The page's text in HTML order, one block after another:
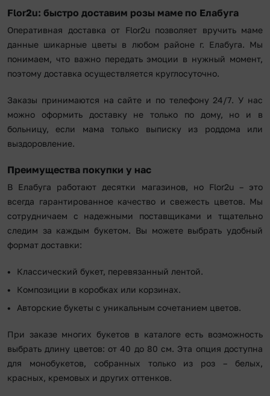
Flor2u: быстро доставим розы маме по Елабуга
Оперативная доставка от Flor2u позволяет вручить маме
данные шикарные цветы в любом районе г. Елабуга. Мы
понимаем, что важно передать эмоции в нужный момент,
поэтому доставка осуществляется круглосуточно.
Заказы принимаются на сайте и по телефону 24/7. У нас
можно оформить доставку не только по дому, но и в
больницу, если мама только выписку из роддома или
выздоровление.
Преимущества покупки у нас
В Елабуга работают десятки магазинов, но Flor2u – это
всегда гарантированное качество и свежесть цветов. Мы
сотрудничаем с надежными поставщиками и тщательно
следим за каждым букетом. Вы можете выбрать удобный
формат доставки:
Классический букет, перевязанный лентой.
Композиции в коробках или корзинах.
Авторские букеты с уникальным сочетанием цветов.
При заказе многих букетов в каталоге есть возможность
выбрать длину цветов: от 40 до 80 см. Эта опция доступна
для монобукетов, собранных только из роз – белых,
красных, кремовых и других оттенков.